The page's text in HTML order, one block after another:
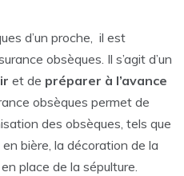
d’un proche, il est
obsèques. Il s’agit d’un
et de préparer à l’avance
obsèques permet de
des obsèques, tels que
bière, la décoration de la
place de la sépulture.